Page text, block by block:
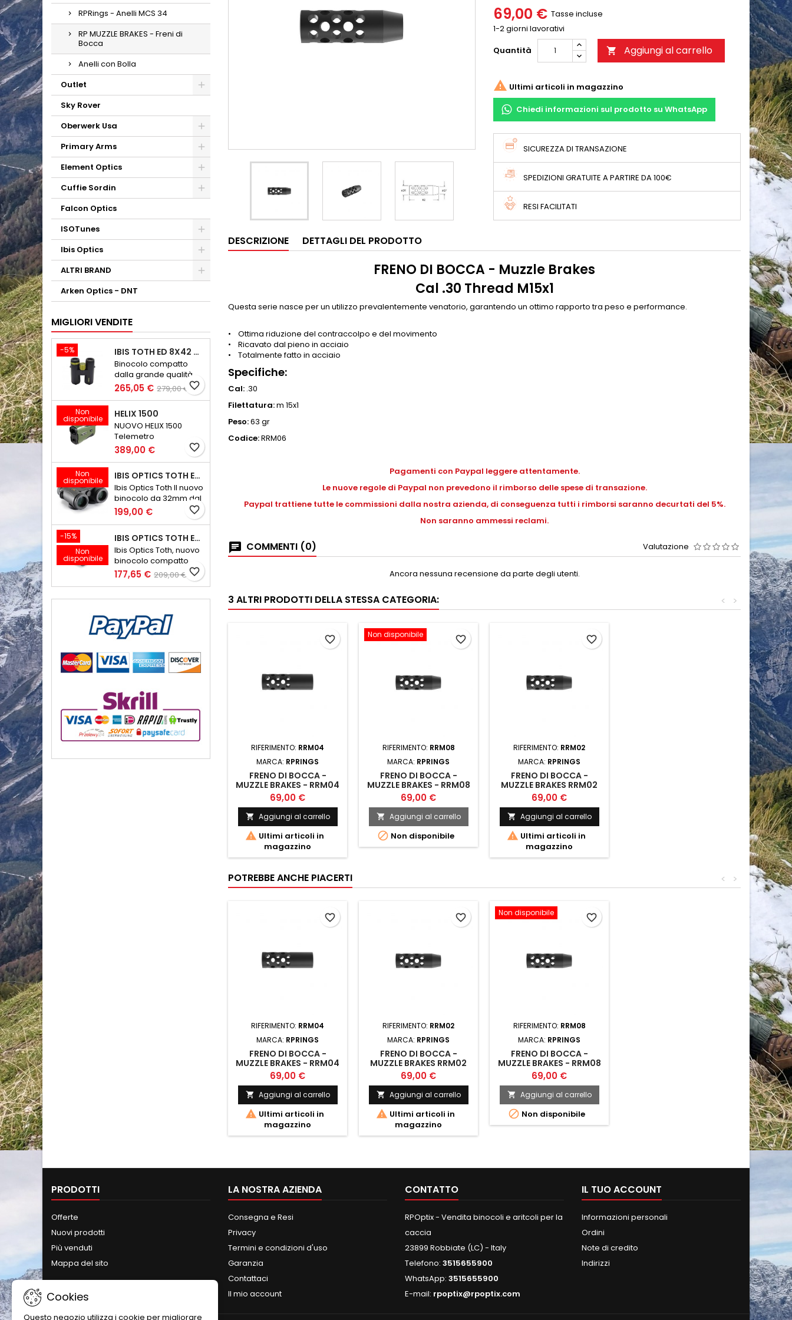
RPRings - Anelli MCS 34
RP MUZZLE BRAKES - Freni di
Bocca
Anelli con Bolla
Outlet
Sky Rover
Oberwerk Usa
Primary Arms
Element Optics
Cuffie Sordin
Falcon Optics
ISOTunes
Ibis Optics
ALTRI BRAND
Arken Optics - DNT
MIGLIORI VENDITE
-5% IBIS TOTH ED 8X42 GEN III
Binocolo compatto
dalla grande qualità
ottica
265,05 € 279,00 €favorite_border
Non
disponibile HELIX 1500
NUOVO HELIX 1500
Telemetro
Ultraleggero e
Compatto
389,00 € favorite_border
Non
disponibile IBIS OPTICS TOTH ED 8X32 V2
Ibis Optics Toth Il nuovo
binocolo da 32mm dal
peso minore di 600
grammi
199,00 € favorite_border
-15%
Non
disponibile
IBIS OPTICS TOTH ED 10X32 V2
Ibis Optics Toth, nuovo
binocolo compatto
177,65 € 209,00 € favorite_border
69,00 € Tasse incluse
1-2 giorni lavorativi
Quantità
 Aggiungi al carrello
 Ultimi articoli in magazzino
Chiedi informazioni sul prodotto su WhatsApp
SICUREZZA DI TRANSAZIONE
SPEDIZIONI GRATUITE A PARTIRE DA 100€
RESI FACILITATI
DESCRIZIONE DETTAGLI DEL PRODOTTO
FRENO DI BOCCA - Muzzle Brakes
Cal .30 Thread M15x1
Questa serie nasce per un utilizzo prevalentemente venatorio, garantendo un ottimo rapporto tra peso e performance.
• Ottima riduzione del contraccolpo e del movimento
• Ricavato dal pieno in acciaio
• Totalmente fatto in acciaio
Specifiche:
Cal: .30
Filettatura:m 15x1
Peso:63 gr
Codice:RRM06
Pagamenti con Paypal leggere attentamente.
Le nuove regole di Paypal non prevedono il rimborso delle spese di transazione.
Paypal trattiene tutte le commissioni dalla nostra azienda, di conseguenza tutti i rimborsi saranno decurtati del 5%.
Non saranno ammessi reclami.
COMMENTI (0) Valutazione
Ancora nessuna recensione da parte degli utenti.
3 ALTRI PRODOTTI DELLA STESSA CATEGORIA: >
<
RIFERIMENTO: RRM04
MARCA: RPRINGS
FRENO DI BOCCA -
MUZZLE BRAKES - RRM04
69,00 €
 Aggiungi al carrello
 Ultimi articoli in
magazzino
favorite_border Non disponibile
RIFERIMENTO: RRM08
MARCA: RPRINGS
FRENO DI BOCCA -
MUZZLE BRAKES - RRM08
69,00 €
 Aggiungi al carrello
 Non disponibile
favorite_border
RIFERIMENTO: RRM02
MARCA: RPRINGS
FRENO DI BOCCA -
MUZZLE BRAKES RRM02
69,00 €
 Aggiungi al carrello
 Ultimi articoli in
magazzino
favorite_border
POTREBBE ANCHE PIACERTI >
<
RIFERIMENTO: RRM04
MARCA: RPRINGS
FRENO DI BOCCA -
MUZZLE BRAKES - RRM04
69,00 €
 Aggiungi al carrello
 Ultimi articoli in
magazzino
favorite_border
RIFERIMENTO: RRM02
MARCA: RPRINGS
FRENO DI BOCCA -
MUZZLE BRAKES RRM02
69,00 €
 Aggiungi al carrello
 Ultimi articoli in
magazzino
favorite_border Non disponibile
RIFERIMENTO: RRM08
MARCA: RPRINGS
FRENO DI BOCCA -
MUZZLE BRAKES - RRM08
69,00 €
 Aggiungi al carrello
 Non disponibile
favorite_border
PRODOTTI
Offerte
Nuovi prodotti
Più venduti
Mappa del sito
LA NOSTRA AZIENDA
Consegna e Resi
Privacy
Termini e condizioni d'uso
Garanzia
Contattaci
Il mio account
CONTATTO
RPOptix - Vendita binocoli e aritcoli per la
caccia
23899 Robbiate (LC) - Italy
Telefono: 3515655900
WhatsApp: 3515655900
E-mail: rpoptix@rpoptix.com
Cookies
Questo negozio utilizza i cookie per migliorare
IL TUO ACCOUNT
Informazioni personali
Ordini
Note di credito
Indirizzi